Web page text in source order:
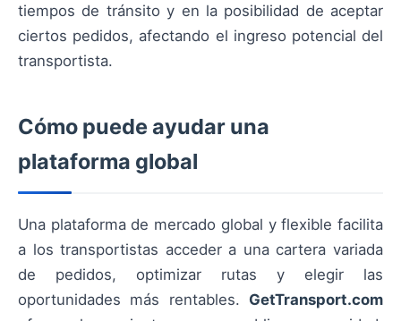
tiempos de tránsito y en la posibilidad de aceptar
ciertos pedidos, afectando el ingreso potencial del
transportista.
Cómo puede ayudar una
plataforma global
Una plataforma de mercado global y flexible facilita
a los transportistas acceder a una cartera variada
de pedidos, optimizar rutas y elegir las
oportunidades más rentables. GetTransport.com